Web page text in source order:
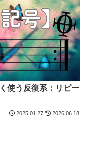
使う反復系：リピー
2025.01.27 2026.06.18